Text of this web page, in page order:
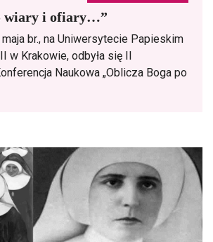
wiary i ofiary…”
br., na Uniwersytecie Papieskim
w Krakowie, odbyła się II
Naukowa „Oblicza Boga po